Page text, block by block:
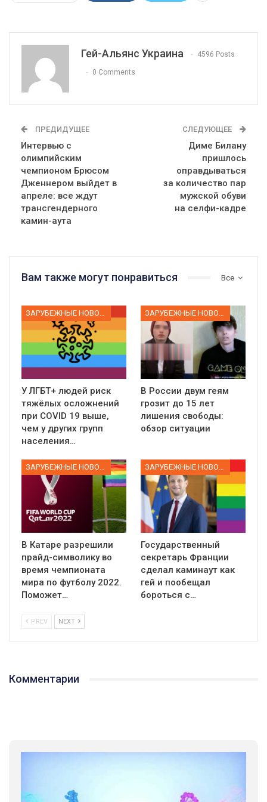
Гей-Альянс Украина 4596 Posts
0 Comments
ПРЕДИДУЩЕЕ
Интервью с
олимпийским
чемпионом Брюсом
Дженнером выйдет в
апреле: все ждут
трансгендерного
камин-аута
СЛЕДУЮЩЕЕ
Диме Билану
пришлось
оправдываться
за количество пар
мужской обуви
на селфи-кадре
Все
Вам также могут понравиться
У ЛГБТ+ людей риск
тяжёлых осложнений
при COVID 19 выше,
чем у других групп
населения…
В России двум геям
грозит до 15 лет
лишения свободы:
обзор ситуации
В Катаре разрешили
прайд-символику во
время чемпионата
мира по футболу 2022.
Поможет…
Государственный
секретарь Франции
сделал каминаут как
гей и пообещал
бороться с…
PREV NEXT
Комментарии
5/17/2020